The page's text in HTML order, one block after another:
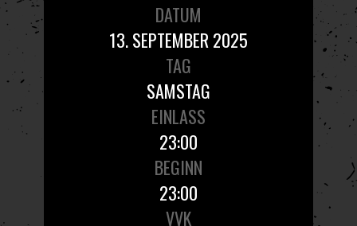
DATUM
13. SEPTEMBER 2025
TAG
SAMSTAG
EINLASS
23:00
BEGINN
23:00
VVK